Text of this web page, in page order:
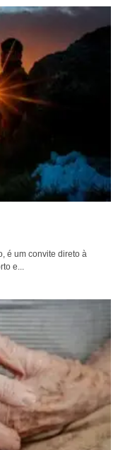
é um convite direto à
e...